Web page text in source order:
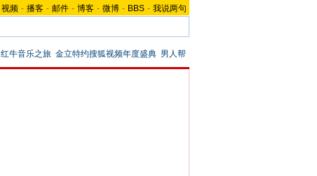
视频 - 播客 - 邮件 - 博客 - 微博 - BBS - 我说两句
红牛音乐之旅 金立特约搜狐视频年度盛典 男人帮